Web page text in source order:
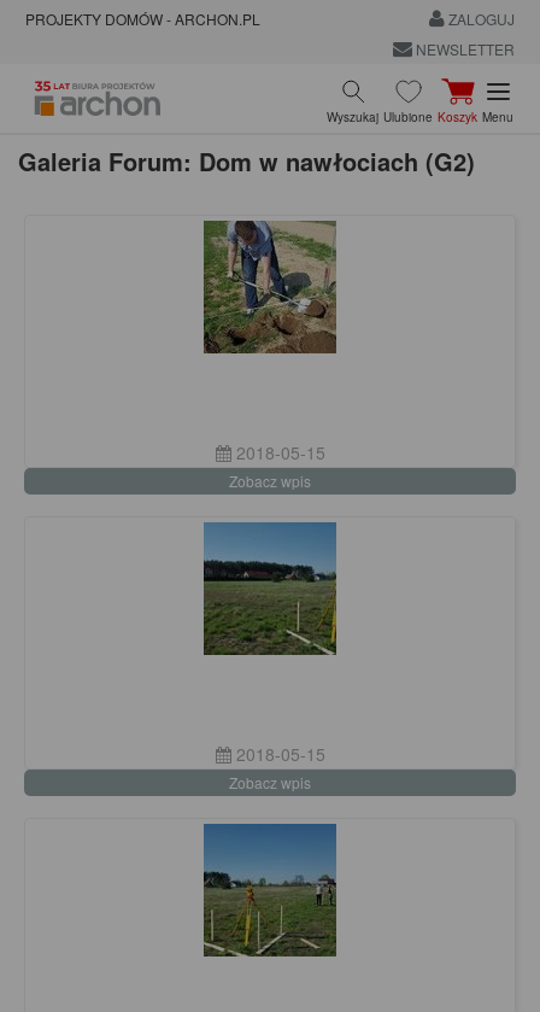
PROJEKTY DOMÓW - ARCHON.PL
ZALOGUJ
NEWSLETTER
Wyszukaj Ulubione Koszyk Menu
Galeria Forum: Dom w nawłociach (G2)
2018-05-15
Zobacz wpis
2018-05-15
Zobacz wpis